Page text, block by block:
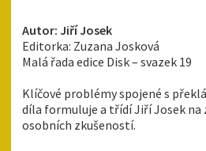
Autor: Jiří Josek
Editorka: Zuzana Josková
Malá řada edice Disk – svazek 19
Klíčové problémy spojené s
díla formuluje a třídí Jiří Josek na
osobních zkušeností.